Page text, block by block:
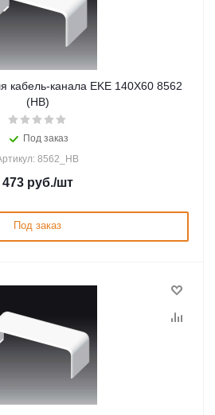
кабель-канала EKE 140X60 8562
(HB)
Под заказ
8562_HB
473руб./шт
Под заказ